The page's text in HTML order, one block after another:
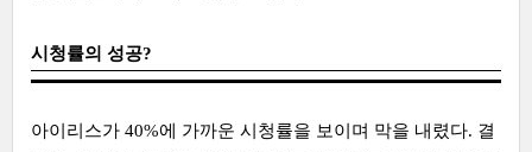
시청률의 성공?
아이리스가 40%에 가까운 시청률을 보이며 막을 내렸다. 결